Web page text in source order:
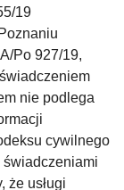
19
Po 927/19,
nie podlega
cywilnego
świadczeniami
że usługi